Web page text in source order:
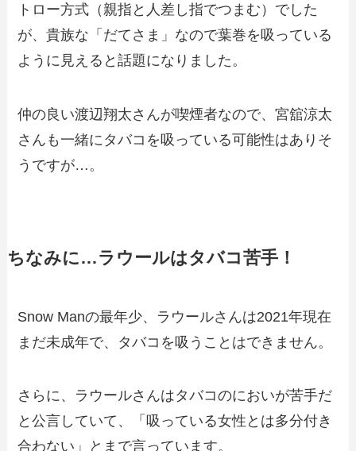
トロー方式（親指と人差し指でつまむ）でした
が、貴族な「だてさま」なので葉巻を吸っている
ように見えると話題になりました。
仲の良い渡辺翔太さんが喫煙者なので、宮舘涼太
さんも一緒にタバコを吸っている可能性はありそ
うですが…。
ちなみに…ラウールはタバコ苦手！
Snow Manの最年少、ラウールさんは2021年現在
まだ未成年で、タバコを吸うことはできません。
さらに、ラウールさんはタバコのにおいが苦手だ
と公言していて、「吸っている女性とは多分付き
合わない」とまで言っています。